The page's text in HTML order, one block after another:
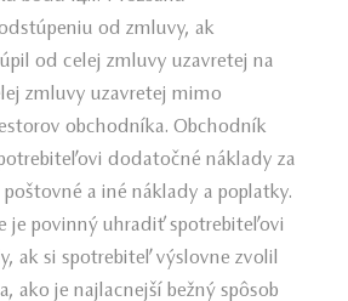
od zmluvy, ak
od celej zmluvy uzavretej na
zmluvy uzavretej mimo
obchodníka. Obchodník
dodatočné náklady za
a iné náklady a poplatky.
je povinný uhradiť spotrebiteľovi
ak si spotrebiteľ výslovne zvolil
ako je najlacnejší bežný spôsob